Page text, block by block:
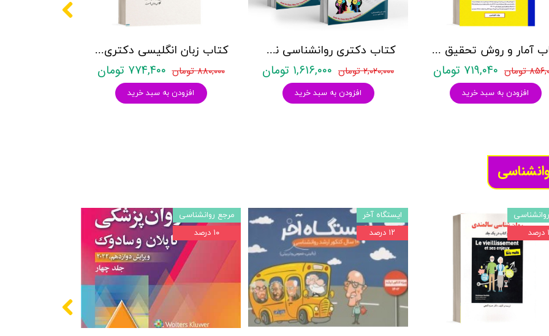
کتاب زبان انگلیسی دکتری زیر ذره بین هادی جهانشاهی
۸۸۰,۰۰۰ تومان ۷۷۴,۴۰۰ تومان
افزودن به سبد خرید
کتاب دکتری روانشناسی نشر آراه - دو جلدی
۲,۰۲۰,۰۰۰ تومان ۱,۶۱۶,۰۰۰ تومان
افزودن به سبد خرید
کتاب آمار و روش تحقیق مدرسان شریف
تومان ۷۱۹,۰۴۰ تومان
افزودن به سبد خرید
مرجع روانشناسی
۱۰ درصد
ایستگاه آخر
۱۲ درصد